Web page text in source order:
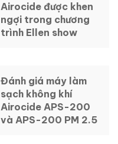
Airocide được khen
ngợi trong chương
trình Ellen show
Đánh giá máy làm
sạch không khí
Airocide APS-200
và APS-200 PM 2.5